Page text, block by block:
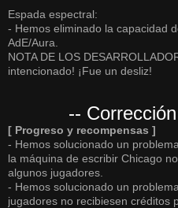
Espada espectral:
- Hemos eliminado la capacidad
AdE/Aura.
NOTA DE LOS
intencionado! ¡Fue un desliz!
--
[ Progreso y recompensas ]
- Hemos solucionado un
la máquina de escribir Chicago
algunos jugadores.
- Hemos solucionado un
jugadores no recibiesen créditos